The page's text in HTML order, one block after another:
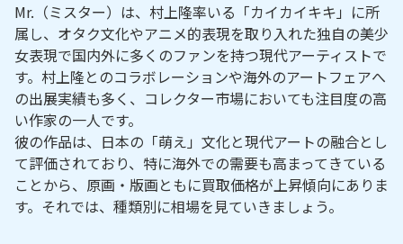
Mr.（ミスター）は、村上隆率いる「カイカイキキ」に所
属し、オタク文化やアニメ的表現を取り入れた独自の美少
女表現で国内外に多くのファンを持つ現代アーティストで
す。村上隆とのコラボレーションや海外のアートフェアへ
の出展実績も多く、コレクター市場においても注目度の高
い作家の一人です。
彼の作品は、日本の「萌え」文化と現代アートの融合とし
て評価されており、特に海外での需要も高まってきている
ことから、原画・版画ともに買取価格が上昇傾向にありま
す。それでは、種類別に相場を見ていきましょう。